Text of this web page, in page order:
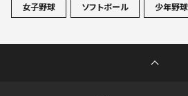
女子野球 ソフトボール 少年野球